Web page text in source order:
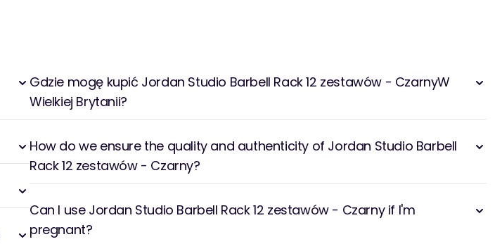
Gdzie mogę kupić Jordan Studio Barbell Rack 12 zestawów - CzarnyW
Wielkiej Brytanii?
How do we ensure the quality and authenticity of Jordan Studio Barbell
Rack 12 zestawów - Czarny?
Can I use Jordan Studio Barbell Rack 12 zestawów - Czarny if I'm
pregnant?